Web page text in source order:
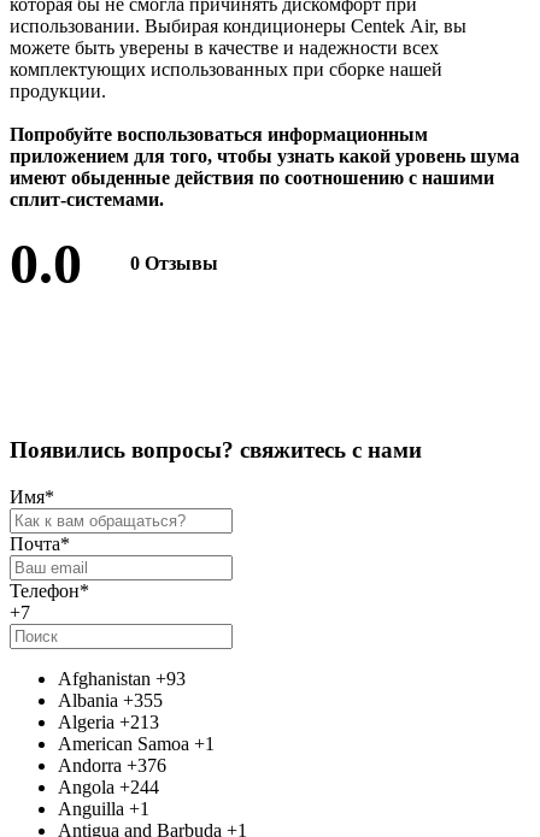
которая бы не смогла причинять дискомфорт при
использовании. Выбирая кондиционеры Centek Air, вы
можете быть уверены в качестве и надежности всех
комплектующих использованных при сборке нашей
продукции.
Попробуйте воспользоваться информационным
приложением для того, чтобы узнать какой уровень шума
имеют обыденные действия по соотношению с нашими
сплит-системами.
0.0 0 Отзывы
Появились вопросы? свяжитесь с нами
Имя*
Почта*
Телефон*
+7
Afghanistan +93
Albania +355
Algeria +213
American Samoa +1
Andorra +376
Angola +244
Anguilla +1
Antigua and Barbuda +1